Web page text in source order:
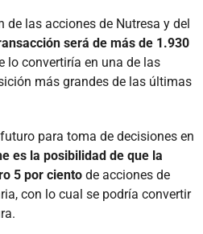
las acciones de Nutresa y del
será de más de 1.930
lo convertiría en una de las
más grandes de las últimas
para toma de decisiones en
es la posibilidad de que la
5 por ciento de acciones de
con lo cual se podría convertir